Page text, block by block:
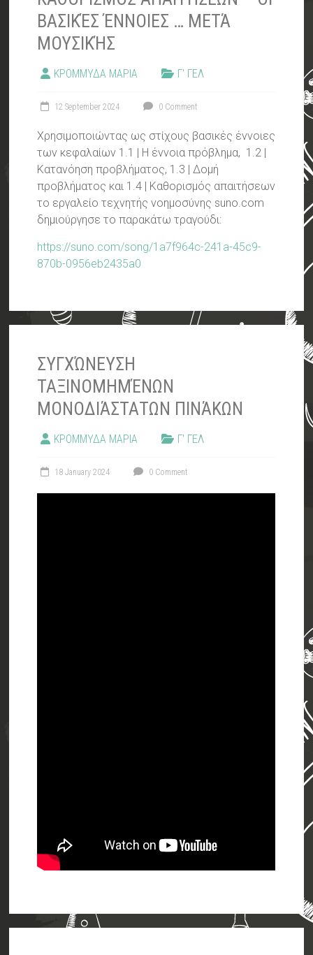
ΒΑΣΙΚΈΣ ΈΝΝΟΙΕΣ … ΜΕΤΆ
ΜΟΥΣΙΚΉΣ
ΚΡΟΜΜΥΔΑ ΜΑΡΙΑ Γ' ΓΕΛ
12 September 2024 0 Comment
Χρησιμοποιώντας ως στίχους βασικές έννοιες
των κεφαλαίων 1.1 | Η έννοια πρόβλημα, 1.2 |
Κατανόηση προβλήματος, 1.3 | Δομή
προβλήματος και 1.4 | Καθορισμός απαιτήσεων
το εργαλείο τεχνητής νοημοσύνης suno.com
δημιούργησε το παρακάτω τραγούδι:
https://suno.com/song/1a7f964c-241a-45c9-
870b-0956eb2435a0
ΣΥΓΧΏΝΕΥΣΗ
ΤΑΞΙΝΟΜΗΜΈΝΩΝ
ΜΟΝΟΔΙΆΣΤΑΤΩΝ ΠΙΝΆΚΩΝ
ΚΡΟΜΜΥΔΑ ΜΑΡΙΑ Γ' ΓΕΛ
18 January 2024 0 Comment